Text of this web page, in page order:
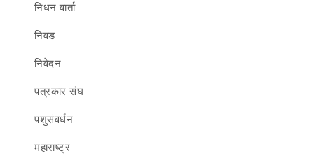
निधन वार्ता
निवड
निवेदन
पत्रकार संघ
पशुसंवर्धन
महाराष्ट्र